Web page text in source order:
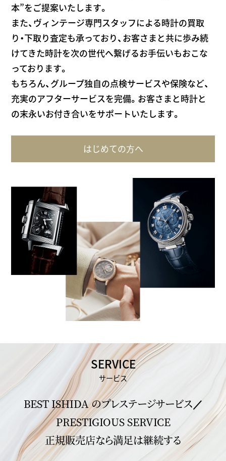
本”をご提案いたします。
また、ヴィンテージ専門スタッフによる時計の買取
り・下取り査定も承っており、お客さまと共に歩み続
けてきた時計を次の世代へ繋げるお手伝いもおこな
っております。
もちろん、グループ独自の点検サービスや保険など、
充実のアフターサービスを完備。お客さまと時計と
の末永いお付き合いをサポートいたします。
はじめての方へ
SERVICE
サービス
BEST ISHIDA のプレステージサービス／
PRESTIGIOUS SERVICE
正規販売店なら満足は継続する